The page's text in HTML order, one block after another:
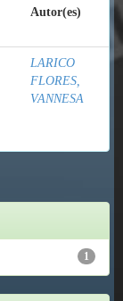
Autor(es)
LARICO
FLORES,
VANNESA
1